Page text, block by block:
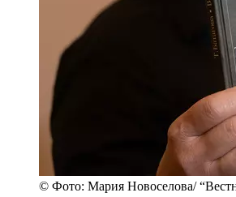
© Фото: Мария Новоселова/